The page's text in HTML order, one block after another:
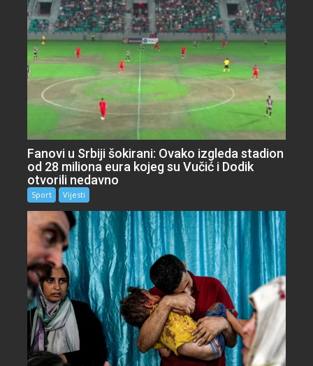
Fanovi u Srbiji šokirani: Ovako izgleda stadion
od 28 miliona eura kojeg su Vučić i Dodik
otvorili nedavno
Sport Vijesti